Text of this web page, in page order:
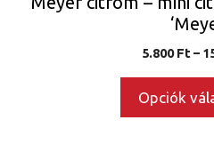
5.800Ft –
Opciók